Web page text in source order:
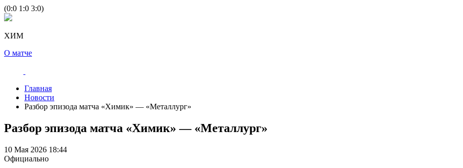
(0:0 1:0 3:0)
ХИМ
О матче
Главная
Новости
Разбор эпизода матча «Химик» — «Металлург»
Разбор эпизода матча «Химик» — «Металлург»
10 Мая 2026 18:44
Официально